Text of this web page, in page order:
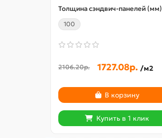
Толщина сэндвич-панелей
100
2106.20р. 1727.08р. /м2
В корзину
Купить в 1 клик